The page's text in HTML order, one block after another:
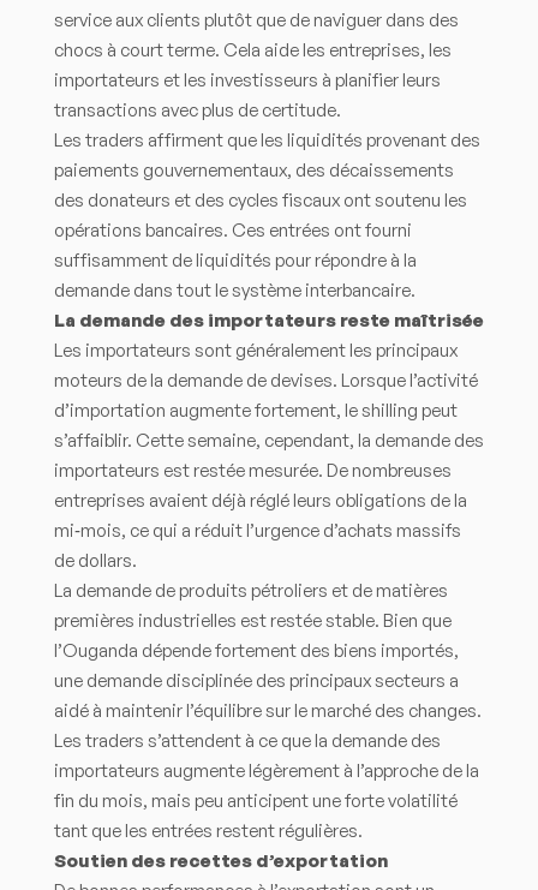
service aux clients plutôt que de naviguer dans des
chocs à court terme. Cela aide les entreprises, les
importateurs et les investisseurs à planifier leurs
transactions avec plus de certitude.
Les traders affirment que les liquidités provenant des
paiements gouvernementaux, des décaissements
des donateurs et des cycles fiscaux ont soutenu les
opérations bancaires. Ces entrées ont fourni
suffisamment de liquidités pour répondre à la
demande dans tout le système interbancaire.
La demande des importateurs reste maîtrisée
Les importateurs sont généralement les principaux
moteurs de la demande de devises. Lorsque l’activité
d’importation augmente fortement, le shilling peut
s’affaiblir. Cette semaine, cependant, la demande des
importateurs est restée mesurée. De nombreuses
entreprises avaient déjà réglé leurs obligations de la
mi‑mois, ce qui a réduit l’urgence d’achats massifs
de dollars.
La demande de produits pétroliers et de matières
premières industrielles est restée stable. Bien que
l’Ouganda dépende fortement des biens importés,
une demande disciplinée des principaux secteurs a
aidé à maintenir l’équilibre sur le marché des changes.
Les traders s’attendent à ce que la demande des
importateurs augmente légèrement à l’approche de la
fin du mois, mais peu anticipent une forte volatilité
tant que les entrées restent régulières.
Soutien des recettes d’exportation